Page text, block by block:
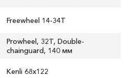
Freewheel 14-34T
Prowheel, 32T, Double-
chainguard, 140 мм
Kenli 68х122